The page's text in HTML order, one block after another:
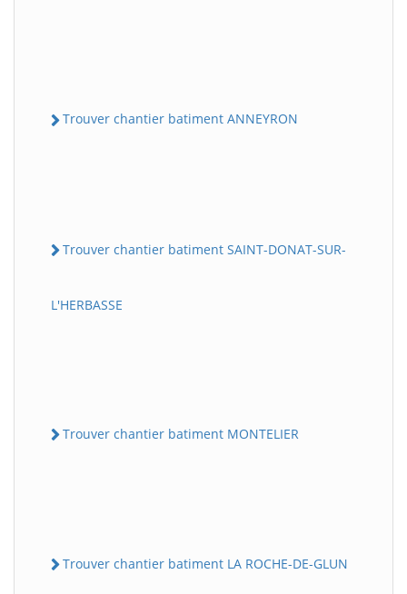
Trouver chantier batiment ANNEYRON
Trouver chantier batiment SAINT-DONAT-SUR-
L'HERBASSE
Trouver chantier batiment MONTELIER
Trouver chantier batiment LA ROCHE-DE-GLUN